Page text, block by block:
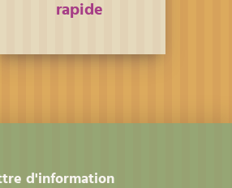
rapide
d'information